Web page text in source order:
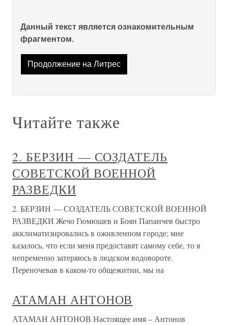
Данный текст является ознакомительным
фрагментом.
Продолжение на Литрес
Читайте также
2. БЕРЗИН — СОЗДАТЕЛЬ
СОВЕТСКОЙ ВОЕННОЙ
РАЗВЕДКИ
2. БЕРЗИН — СОЗДАТЕЛЬ СОВЕТСКОЙ ВОЕННОЙ
РАЗВЕДКИ Жечо Гюмюшев и Боян Папанчев быстро
акклиматизировались в оживленном городе; мне
казалось, что если меня предоставят самому себе, то я
непременно затеряюсь в людском водовороте.
Переночевав в каком-то общежитии, мы на
АТАМАН АНТОНОВ
АТАМАН АНТОНОВ Настоящее имя – Антонов